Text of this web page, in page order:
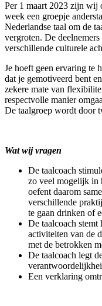
Per 1 maart 2023 zijn wij
week een groepje
Nederlandse taal om de
vergroten. De
verschillende culturele
Je hoeft geen ervaring te
dat je gemotiveerd bent
zekere mate van
respectvolle manier
De taalgroep wordt door
Wat wij vragen
De taalcoach
zo veel mogelijk in
oefent daarom
verschillende
te gaan drinken of
De taalcoach stemt
activiteiten van de
met de betrokken
De taalcoach legt
Een verklaring